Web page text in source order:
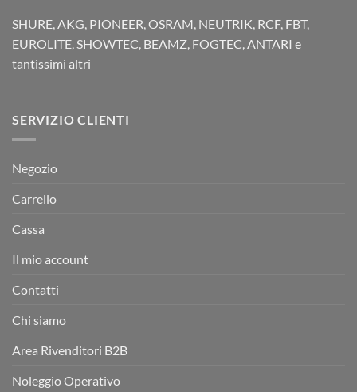
SHURE, AKG, PIONEER, OSRAM, NEUTRIK, RCF, FBT,
EUROLITE, SHOWTEC, BEAMZ, FOGTEC, ANTARI e
tantissimi altri
SERVIZIO CLIENTI
Negozio
Carrello
Cassa
Il mio account
Contatti
Chi siamo
Area Rivenditori B2B
Noleggio Operativo